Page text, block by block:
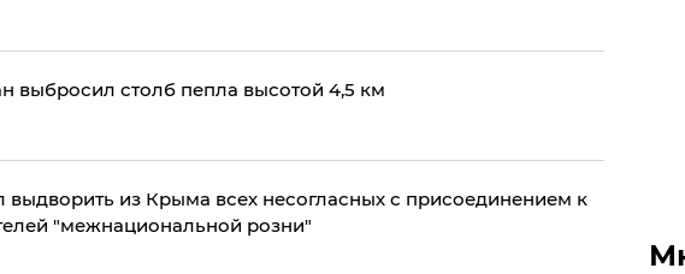
выбросил столб пепла высотой 4,5 км
из Крыма всех несогласных с присоединением к
"межнациональной розни"